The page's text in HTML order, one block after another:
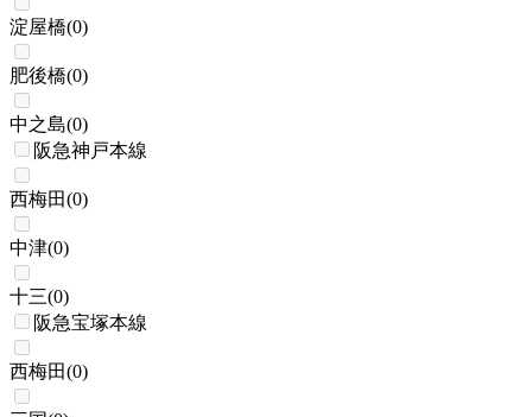
淀屋橋(0)
肥後橋(0)
中之島(0)
阪急神戸本線
西梅田(0)
中津(0)
十三(0)
阪急宝塚本線
西梅田(0)